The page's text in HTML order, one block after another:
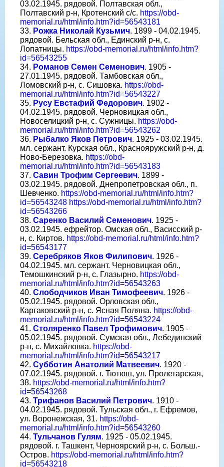
03.02.1945. рядовой. Полтавская обл.,
Полтавский р-н, Кротенский с/с. https://obd-
memorial.ru/html/info.htm?id=56543181
33. Рожка Николай Кузьмич. 1899 - 04.02.1945.
рядовой. Бельская обл., Единский р-н, с.
Лопатницы. https://obd-memorial.ru/html/info.htm?
id=56543255
34. Романов Семен Семенович. 1905 -
27.01.1945. рядовой. Тамбовская обл.,
Ломовский р-н, с. Сишовка. https://obd-
memorial.ru/html/info.htm?id=56543227
35. Русу Евстафий Федорович. 1902 -
04.02.1945. рядовой. Черновицкая обл.,
Новоселицкий р-н, с. Сужницы. https://obd-
memorial.ru/html/info.htm?id=56543262
36. Рыбалко Яков Петрович. 1925 - 03.02.1945.
мл. сержант. Курская обл., Краснояружский р-н, д.
Ново-Березовка. https://obd-
memorial.ru/html/info.htm?id=56543183
37. Савин Трофим Сергеевич. 1899 -
03.02.1945. рядовой. Днепропетровская обл., п.
Шевченко. https://obd-memorial.ru/html/info.htm?
id=56543248 https://obd-memorial.ru/html/info.htm?
id=56543266
38. Саренко Василий Семенович. 1925 -
03.02.1945. ефрейтор. Омская обл., Васисский р-
н, с. Киртов. https://obd-memorial.ru/html/info.htm?
id=56543177
39. Серебряков Яков Филипович. 1926 -
04.02.1945. мл. сержант. Черновицкая обл.,
Темошкинский р-н, с. Глазырно. https://obd-
memorial.ru/html/info.htm?id=56543263
40. Слободчиков Иван Тимофеевич. 1926 -
05.02.1945. рядовой. Орловская обл.,
Каргаковский р-н, с. Ясная Поляна. https://obd-
memorial.ru/html/info.htm?id=56543224
41. Столяренко Павел Трофимович. 1905 -
05.02.1945. рядовой. Сумская обл., Лебединский
р-н, с. Михайловка. https://obd-
memorial.ru/html/info.htm?id=56543217
42. Субботин Анатолий Матвеевич. 1920 -
07.02.1945. рядовой. г. Тютюш, ул. Пролетарская,
38. https://obd-memorial.ru/html/info.htm?
id=56543268
43. Трифанов Василий Петрович. 1910 -
04.02.1945. рядовой. Тульская обл., г. Ефремов,
ул. Воронежская, 31. https://obd-
memorial.ru/html/info.htm?id=56543260
44. Тульчанов Гулям. 1925 - 05.02.1945.
рядовой. г. Ташкент, Черноярский р-н, с. Больш.-
Остров. https://obd-memorial.ru/html/info.htm?
id=56543218